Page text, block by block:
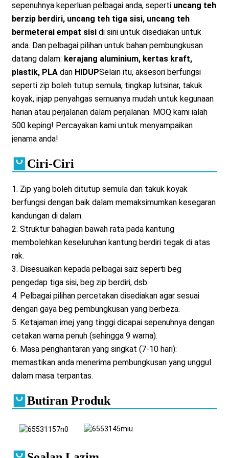
sepenuhnya keperluan pelbagai anda, seperti uncang teh
berzip berdiri, uncang teh tiga sisi, uncang teh
bermeterai empat sisidi sini untuk disediakan untuk
anda. Dan pelbagai pilihan untuk bahan pembungkusan
datang dalam: kerajang aluminium, kertas kraft,
plastik, PLAdan HIDUPSelain itu, aksesori berfungsi
seperti zip boleh tutup semula, tingkap lutsinar, takuk
koyak, injap penyahgas semuanya mudah untuk kegunaan
harian atau perjalanan dalam perjalanan. MOQ kami ialah
500 keping! Percayakan kami untuk menyampaikan
jenama anda!
Ciri-Ciri
1. Zip yang boleh ditutup semula dan takuk koyak
berfungsi dengan baik dalam memaksimumkan kesegaran
kandungan di dalam.
2. Struktur bahagian bawah rata pada kantung
membolehkan keseluruhan kantung berdiri tegak di atas
rak.
3. Disesuaikan kepada pelbagai saiz seperti beg
pengedap tiga sisi, beg zip berdiri, dsb.
4. Pelbagai pilihan percetakan disediakan agar sesuai
dengan gaya beg pembungkusan yang berbeza.
5. Ketajaman imej yang tinggi dicapai sepenuhnya dengan
cetakan warna penuh (sehingga 9 warna).
6. Masa penghantaran yang singkat (7-10 hari):
memastikan anda menerima pembungkusan yang unggul
dalam masa terpantas.
Butiran Produk